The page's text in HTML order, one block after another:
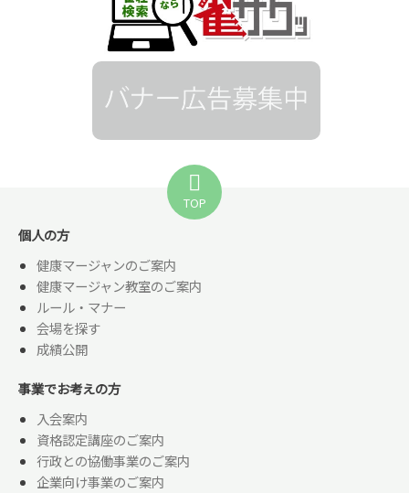
TOP
個人の方
健康マージャンのご案内
健康マージャン教室のご案内
ルール・マナー
会場を探す
成績公開
事業でお考えの方
入会案内
資格認定講座のご案内
行政との協働事業のご案内
企業向け事業のご案内